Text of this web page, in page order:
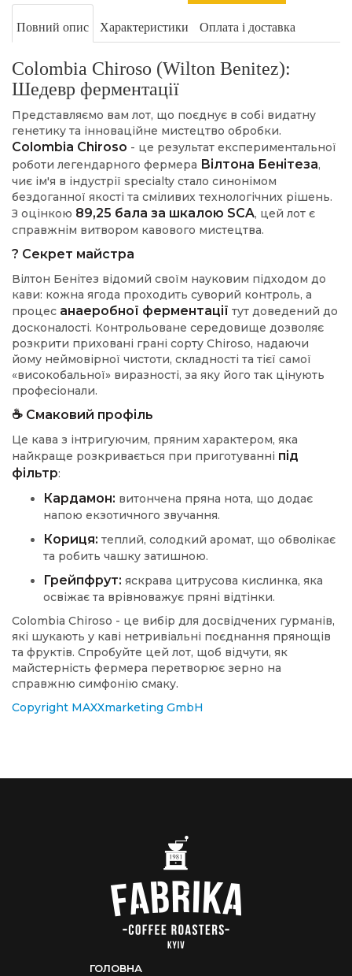
Повний опис Характеристики Оплата і доставка
Colombia Chiroso (Wilton Benitez):
Шедевр ферментації
Представляємо вам лот, що поєднує в собі видатну
генетику та інноваційне мистецтво обробки.
Colombia Chiroso - це результат експериментальної
роботи легендарного фермера Вілтона Бенітеза,
чиє ім'я в індустрії specialty стало синонімом
бездоганної якості та сміливих технологічних рішень.
З оцінкою 89,25 бала за шкалою SCA, цей лот є
справжнім витвором кавового мистецтва.
? Секрет майстра
Вілтон Бенітез відомий своїм науковим підходом до
кави: кожна ягода проходить суворий контроль, а
процес анаеробної ферментації тут доведений до
досконалості. Контрольоване середовище дозволяє
розкрити приховані грані сорту Chiroso, надаючи
йому неймовірної чистоти, складності та тієї самої
«високобальної» виразності, за яку його так цінують
професіонали.
☕️ Смаковий профіль
Це кава з інтригуючим, пряним характером, яка
найкраще розкривається при приготуванні під
фільтр:
Кардамон: витончена пряна нота, що додає
напою екзотичного звучання.
Кориця: теплий, солодкий аромат, що обволікає
та робить чашку затишною.
Грейпфрут: яскрава цитрусова кислинка, яка
освіжає та врівноважує пряні відтінки.
Colombia Chiroso - це вибір для досвідчених гурманів,
які шукають у каві нетривіальні поєднання прянощів
та фруктів. Спробуйте цей лот, щоб відчути, як
майстерність фермера перетворює зерно на
справжню симфонію смаку.
Copyright MAXXmarketing GmbH
ГОЛОВНА